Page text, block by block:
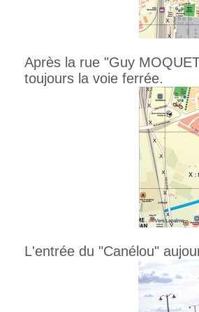
Après la rue "Guy
toujours la voie ferrée.
L'entrée du "Canélou"